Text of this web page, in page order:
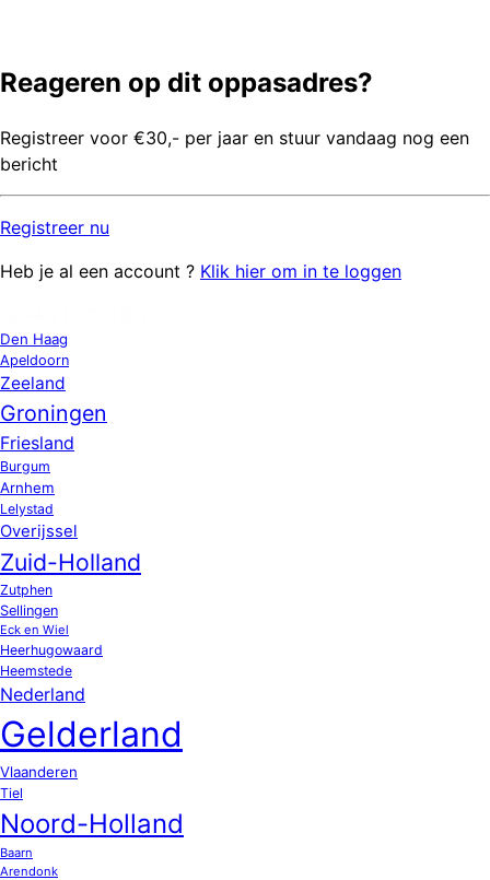
Reageren op dit oppasadres?
Registreer voor €30,- per jaar en stuur vandaag nog een
bericht
Registreer nu
Heb je al een account ? Klik hier om in te loggen
Den Haag
Apeldoorn
Zeeland
Groningen
Friesland
Burgum
Arnhem
Lelystad
Overijssel
Zuid-Holland
Zutphen
Sellingen
Eck en Wiel
Heerhugowaard
Heemstede
Nederland
Gelderland
Vlaanderen
Tiel
Noord-Holland
Baarn
Arendonk